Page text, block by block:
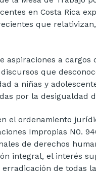
en Costa Rica
que
aspiraciones a
que
a niñas y
por la desigualdad
el ordenamiento
Impropias N0.
de derechos
integral, el interés
de todas